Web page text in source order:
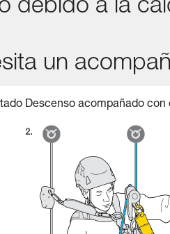
debido a la
un
Descenso acompañado con